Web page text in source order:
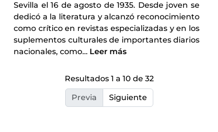
Sevilla el 16 de agosto de 1935. Desde joven se
dedicó a la literatura y alcanzó reconocimiento
como crítico en revistas especializadas y en los
suplementos culturales de importantes diarios
nacionales, como… Leer más
Resultados 1 a 10 de 32
Previa Siguiente